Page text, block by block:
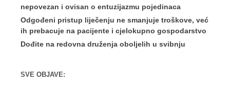
nepovezan i ovisan o entuzijazmu pojedinaca
Odgođeni pristup liječenju ne smanjuje troškove, već
ih prebacuje na pacijente i cjelokupno gospodarstvo
Dođite na redovna druženja oboljelih u svibnju
SVE OBJAVE: